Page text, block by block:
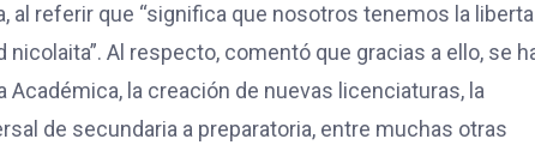
al referir que “significa que nosotros tenemos la
Al respecto, comentó que gracias a ello, se
la creación de nuevas licenciaturas, la
de secundaria a preparatoria, entre muchas otras